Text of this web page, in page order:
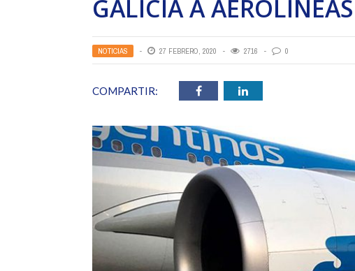
GALICIA A
NOTICIAS 27 FEBRERO, 2020 2716 0
COMPARTIR: